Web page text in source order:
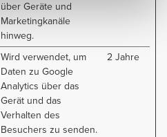
über Geräte und
Marketingkanäle
hinweg.
Wird verwendet, um
Daten zu Google
Analytics über das
Gerät und das
Verhalten des
Besuchers zu senden.
2 Jahre